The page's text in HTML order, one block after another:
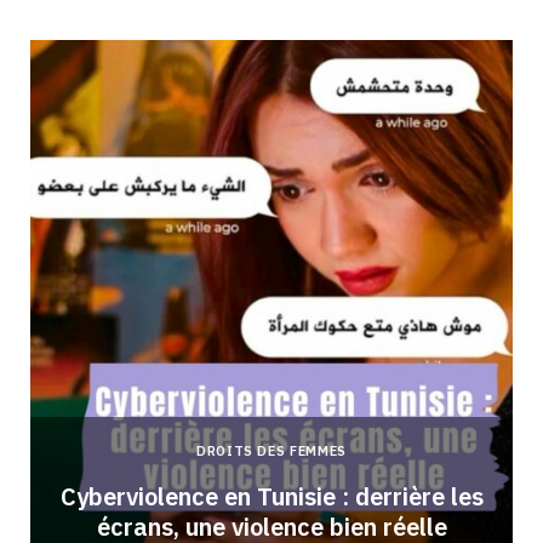
DROITS DES FEMMES
Cyberviolence en Tunisie : derrière les
écrans, une violence bien réelle